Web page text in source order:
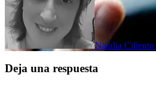
Natalia Ciliento
Deja una respuesta